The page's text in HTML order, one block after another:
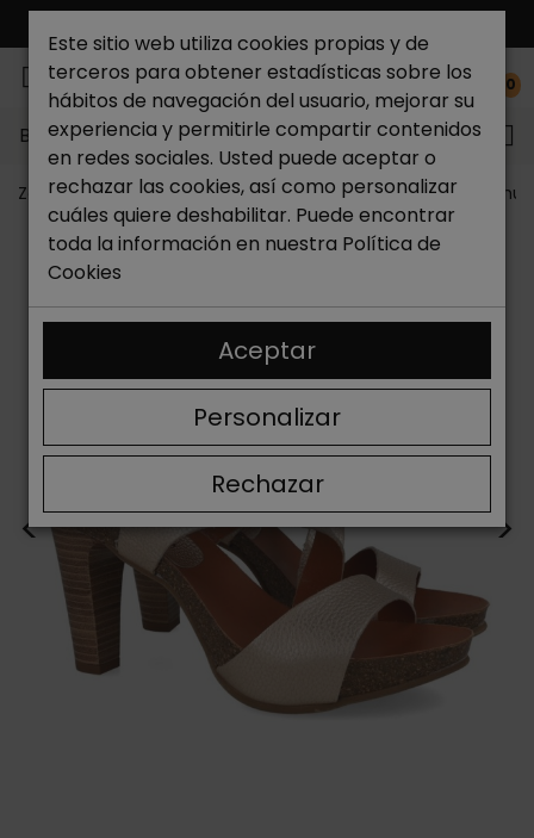
0
Buscar...
Zapateria Catchalot Zapatos de mujer Sandalias
< >
Este sitio web utiliza cookies propias y de
terceros para obtener estadísticas sobre los
hábitos de navegación del usuario, mejorar su
experiencia y permitirle compartir contenidos
en redes sociales. Usted puede aceptar o
rechazar las cookies, así como personalizar
cuáles quiere deshabilitar. Puede encontrar
toda la información en nuestra Política de
Cookies
Rechazar
Personalizar
Aceptar